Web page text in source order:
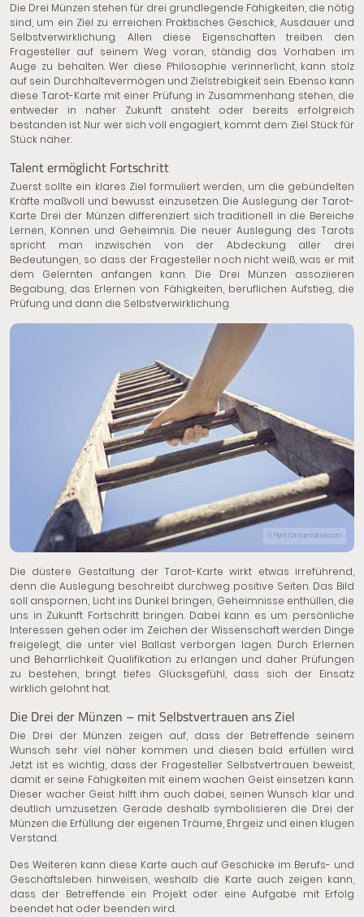
Die Drei Münzen stehen für drei grundlegende Fähigkeiten, die nötig
sind, um ein Ziel zu erreichen: Praktisches Geschick, Ausdauer und
Selbstverwirklichung. Allen diese Eigenschaften treiben den
Fragesteller auf seinem Weg voran, ständig das Vorhaben im
Auge zu behalten. Wer diese Philosophie verinnerlicht, kann stolz
auf sein Durchhaltevermögen und Zielstrebigkeit sein. Ebenso kann
diese Tarot-Karte mit einer Prüfung in Zusammenhang stehen, die
entweder in naher Zukunft ansteht oder bereits erfolgreich
bestanden ist. Nur wer sich voll engagiert, kommt dem Ziel Stück für
Stück näher.
Talent ermöglicht Fortschritt
Zuerst sollte ein klares Ziel formuliert werden, um die gebündelten
Kräfte maßvoll und bewusst einzusetzen. Die Auslegung der Tarot-
Karte Drei der Münzen differenziert sich traditionell in die Bereiche
Lernen, Können und Geheimnis. Die neuer Auslegung des Tarots
spricht man inzwischen von der Abdeckung aller drei
Bedeutungen, so dass der Fragesteller noch nicht weiß, was er mit
dem Gelernten anfangen kann. Die Drei Münzen assoziieren
Begabung, das Erlernen von Fähigkeiten, beruflichen Aufstieg, die
Prüfung und dann die Selbstverwirklichung.
© Flynt | Dreamstime.com
Die düstere Gestaltung der Tarot-Karte wirkt etwas irreführend,
denn die Auslegung beschreibt durchweg positive Seiten. Das Bild
soll anspornen, Licht ins Dunkel bringen, Geheimnisse enthüllen, die
uns in Zukunft Fortschritt bringen. Dabei kann es um persönliche
Interessen gehen oder im Zeichen der Wissenschaft werden Dinge
freigelegt, die unter viel Ballast verborgen lagen. Durch Erlernen
und Beharrlichkeit Qualifikation zu erlangen und daher Prüfungen
zu bestehen, bringt tiefes Glücksgefühl, dass sich der Einsatz
wirklich gelohnt hat.
Die Drei der Münzen – mit Selbstvertrauen ans Ziel
Die Drei der Münzen zeigen auf, dass der Betreffende seinem
Wunsch sehr viel näher kommen und diesen bald erfüllen wird.
Jetzt ist es wichtig, dass der Fragesteller Selbstvertrauen beweist,
damit er seine Fähigkeiten mit einem wachen Geist einsetzen kann.
Dieser wacher Geist hilft ihm auch dabei, seinen Wunsch klar und
deutlich umzusetzen. Gerade deshalb symbolisieren die Drei der
Münzen die Erfüllung der eigenen Träume, Ehrgeiz und einen klugen
Verstand.
Des Weiteren kann diese Karte auch auf Geschicke im Berufs- und
Geschäftsleben hinweisen, weshalb die Karte auch zeigen kann,
dass der Betreffende ein Projekt oder eine Aufgabe mit Erfolg
beendet hat oder beenden wird.